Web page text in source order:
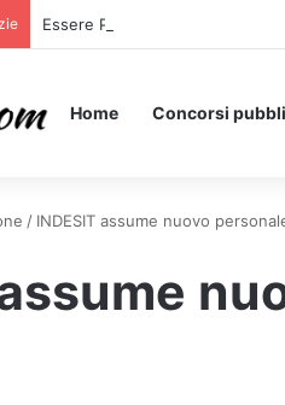
Essere Pagati per Stare a Letto:
Home Concorsi
/ INDESIT assume nuovo